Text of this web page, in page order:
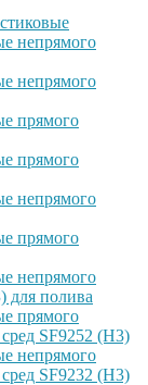
непрямого
непрямого
прямого
прямого
непрямого
прямого
непрямого
для полива
прямого
SF9252 (H3)
непрямого
SF9232 (H3)